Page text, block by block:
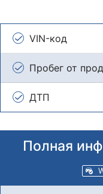
VIN-код
Пробег от
ДТП
Полная